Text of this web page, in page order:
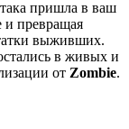
пришла в ваш
и превращая
выживших.
в живых и
от Zombie.